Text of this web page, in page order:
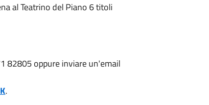
al Teatrino del Piano 6 titoli
82805 oppure inviare un'email
.